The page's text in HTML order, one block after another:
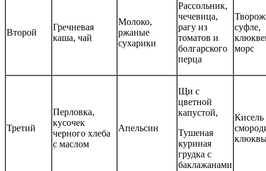
Второй
Гречневая
каша, чай
Молоко,
ржаные
сухарики
Рассольник,
чечевица,
рагу из
томатов и
болгарского
перца
суфле,
морс
Третий
Перловка,
кусочек
черного хлеба
с маслом
Апельсин
Щи с
цветной
капустой,
Тушеная
куриная
грудка с
баклажанами
Кисель